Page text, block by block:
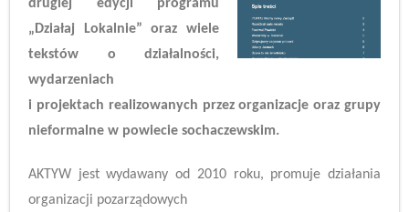
drugiej edycji programu
„Działaj Lokalnie” oraz wiele
tekstów o działalności,
wydarzeniach
i projektach realizowanych przez organizacje oraz grupy
nieformalne w powiecie sochaczewskim.
AKTYW jest wydawany od 2010 roku, promuje działania
organizacji pozarządowych